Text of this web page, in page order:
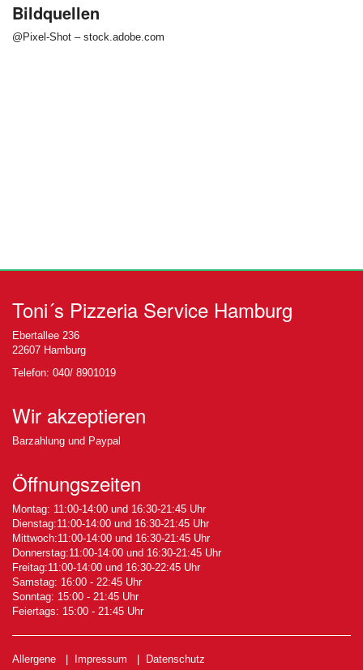
Bildquellen
@Pixel-Shot – stock.adobe.com
Toni´s Pizzeria Service Hamburg
Ebertallee 236
22607 Hamburg
Telefon: 040/ 8901019
Wir akzeptieren
Barzahlung und Paypal
Öffnungszeiten
Montag: 11:00-14:00 und 16:30-21:45 Uhr
Dienstag:11:00-14:00 und 16:30-21:45 Uhr
Mittwoch:11:00-14:00 und 16:30-21:45 Uhr
Donnerstag:11:00-14:00 und 16:30-21:45 Uhr
Freitag:11:00-14:00 und 16:30-22:45 Uhr
Samstag: 16:00 - 22:45 Uhr
Sonntag: 15:00 - 21:45 Uhr
Feiertags: 15:00 - 21:45 Uhr
Allergene Impressum Datenschutz